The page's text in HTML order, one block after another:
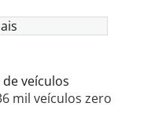
veículos
mil veículos zero